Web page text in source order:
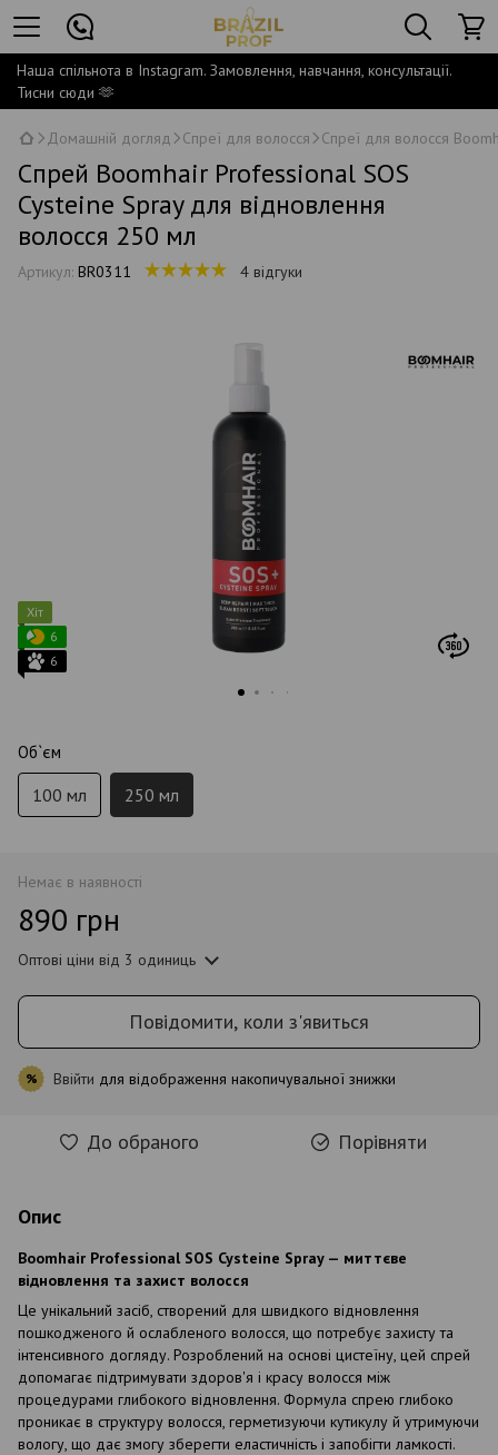
Наша спільнота в Instagram. Замовлення, навчання, консультації.
Тисни сюди 🫶
Домашній догляд Спреї для волосся Спреї для волосся
Спрей Boomhair Professional SOS
Cysteine Spray для відновлення
волосся 250 мл
Артикул: BR0311 4 відгуки
Хіт
6
6
Об`єм
100 мл 250 мл
Немає в наявності
890 грн
Оптові ціни від 3 одиниць
Повідомити, коли з'явиться
% Ввійти для відображення накопичувальної знижки
До обраного Порівняти
Опис
Boomhair Professional SOS Cysteine Spray — миттєве
відновлення та захист волосся
Це унікальний засіб, створений для швидкого відновлення
пошкодженого й ослабленого волосся, що потребує захисту та
інтенсивного догляду. Розроблений на основі цистеїну, цей спрей
допомагає підтримувати здоров'я і красу волосся між
процедурами глибокого відновлення. Формула спрею глибоко
проникає в структуру волосся, герметизуючи кутикулу й утримуючи
вологу, що дає змогу зберегти еластичність і запобігти ламкості.